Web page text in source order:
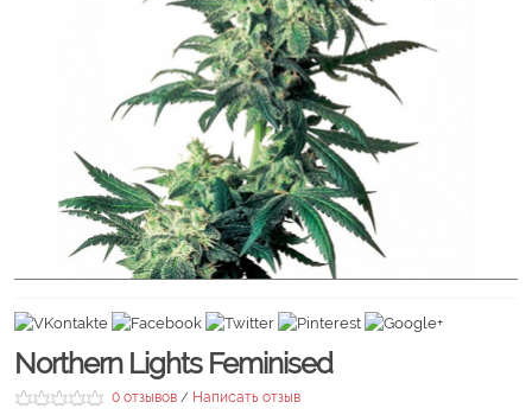
Northern Lights Feminised
0 отзывов / Написать отзыв